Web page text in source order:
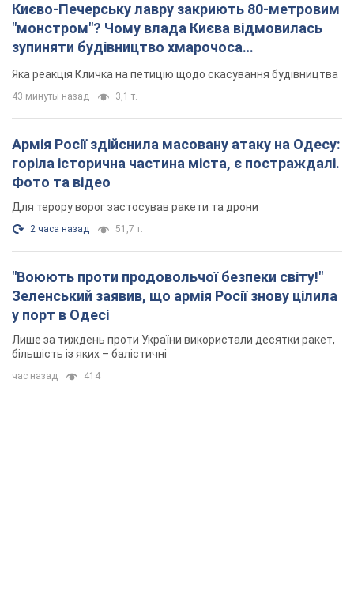
Києво-Печерську лавру закриють 80-метровим
"монстром"? Чому влада Києва відмовилась
зупиняти будівництво хмарочоса
"московського вірянина"
Яка реакція Кличка на петицію щодо скасування будівництва
43 минуты назад 3,1 т.
Армія Росії здійснила масовану атаку на Одесу:
горіла історична частина міста, є постраждалі.
Фото та відео
Для терору ворог застосував ракети та дрони
2 часа назад 51,7 т.
"Воюють проти продовольчої безпеки світу!"
Зеленський заявив, що армія Росії знову цілила
у порт в Одесі
Лише за тиждень проти України використали десятки ракет,
більшість із яких – балістичні
час назад 414